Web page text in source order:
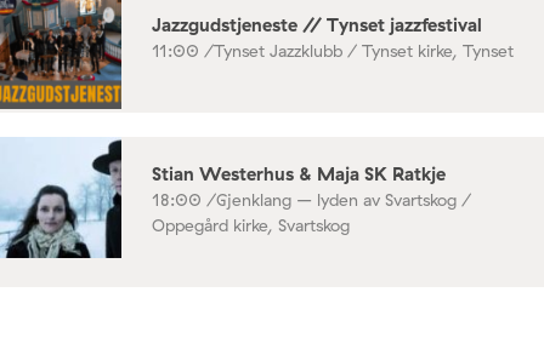
Jazzgudstjeneste // Tynset jazzfestival
11:00 /Tynset Jazzklubb / Tynset kirke, Tynset
Stian Westerhus & Maja SK Ratkje
18:00 /Gjenklang – lyden av Svartskog /
Oppegård kirke, Svartskog